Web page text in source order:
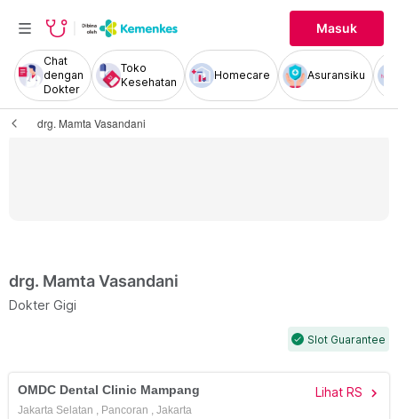
Masuk
Chat
dengan
Dokter
Toko
Kesehatan
Homecare Asuransiku
drg. Mamta Vasandani
drg. Mamta Vasandani
Dokter Gigi
check Slot Guarantee
OMDC Dental Clinic Mampang Lihat RS chevron_right
Jakarta Selatan , Pancoran , Jakarta